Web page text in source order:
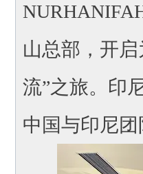
山总部，开
流”之旅。印
中国与印尼